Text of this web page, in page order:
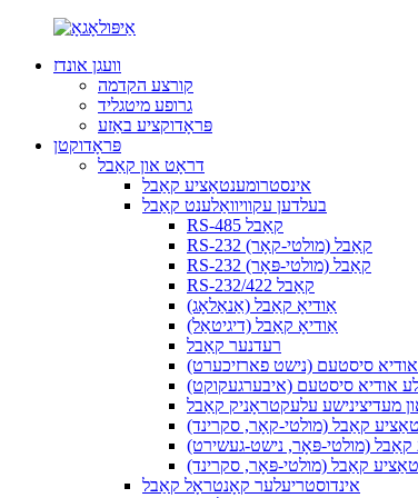
וועגן אונדז
קורצע הקדמה
גרופע מיטגליד
פּראָדוקציע באַזע
פּראָדוקטן
דראָט און קאַבל
אינסטרומענטאַציע קאַבל
בעלדען עקוויוואַלענט קאַבל
RS-485 קאַבל
RS-232 קאַבל (מולטי-קאָר)
RS-232 קאַבל (מולטי-פּאָר)
RS-232/422 קאַבל
אַודיאָ קאַבל (אַנאַלאָג)
אַודיאָ קאַבל (דיגיטאַל)
רעדנער קאַבל
סיסטעם (נישט פארזיכערט)
אודיא סיסטעם (איבערגעקוקט)
מעדיצינישע עלעקטראָניק קאַבל
קאַבל (מולטי-קאָר, סקרינד)
קאַבל (מולטי-פּאָר, נישט-געשירט)
קאַבל (מולטי-פּאָר, סקרינד)
אינדוסטריעלער קאָנטראָל קאַבל